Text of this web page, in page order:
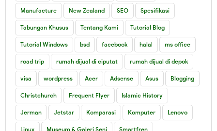
Manufacture New Zealand SEO Spesifikasi
Tabungan Khusus Tentang Kami Tutorial Blog
Tutorial Windows bsd facebook halal ms office
road trip rumah dijual di ciputat rumah dijual di depok
visa wordpress Acer Adsense Asus Blogging
Christchurch Frequent Flyer Islamic History
Jerman Jetstar Komparasi Komputer Lenovo
Linux Museum & Galeri Seni Smartfren